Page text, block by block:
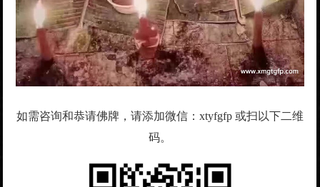
如需咨询和恭请佛牌，请添加微信：xtyfgfp 或扫以下二维
码。